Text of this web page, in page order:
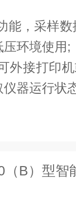
能，采样数
环境使用;
外接打印
器运行状
（B）型智